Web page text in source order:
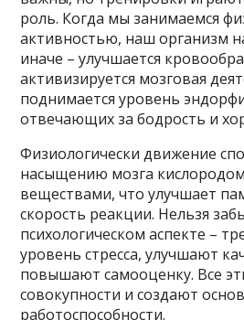
роль. Когда мы занимаемся
активностью, наш организм
иначе – улучшается
активизируется мозговая
поднимается уровень
отвечающих за бодрость и
Физиологически движение
насыщению мозга
веществами, что улучшает
скорость реакции. Нельзя
психологическом аспекте –
уровень стресса, улучшают
повышают самооценку. Все
совокупности и создают
работоспособности.